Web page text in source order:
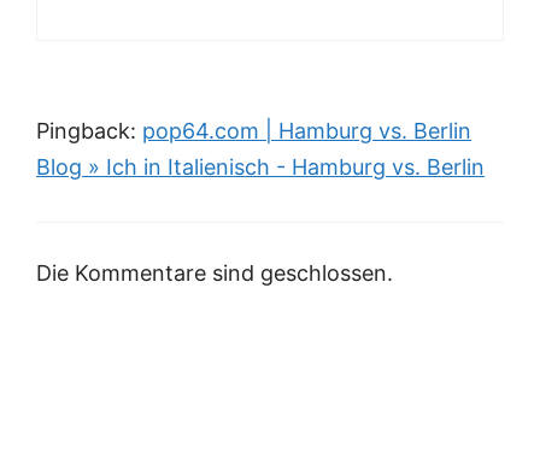
Pingback: pop64.com | Hamburg vs. Berlin
Blog » Ich in Italienisch - Hamburg vs. Berlin
Die Kommentare sind geschlossen.